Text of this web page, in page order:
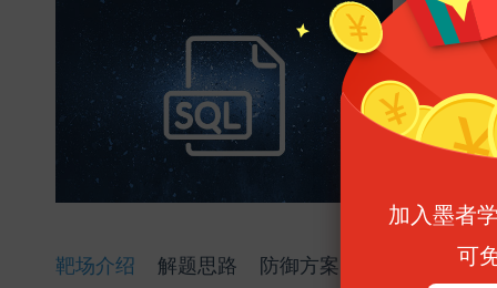
SQL
难易程度 :
消耗墨币 :
靶场介绍 解题思路 防御方案
加入墨者
可